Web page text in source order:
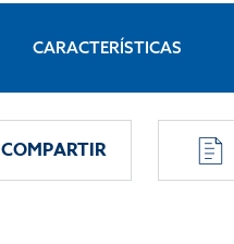
CARACTERÍSTICAS
COMPARTIR